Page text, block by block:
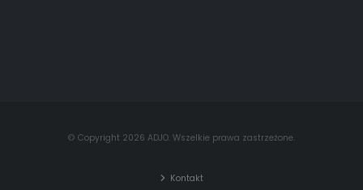
© Copyright 2026 ADJO. Wszelkie prawa zastrzeżone.
Kontakt